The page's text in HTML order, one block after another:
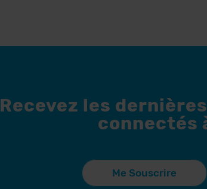
Recevez les
connectés
Me Souscrire